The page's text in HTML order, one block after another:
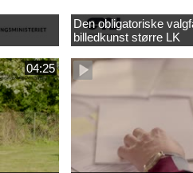
Den obligatoriske
billedkunst større LK
04:25